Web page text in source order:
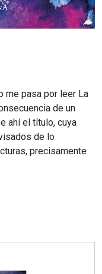
me pasa por leer La
de un
ahí el título, cuya
de lo
precisamente